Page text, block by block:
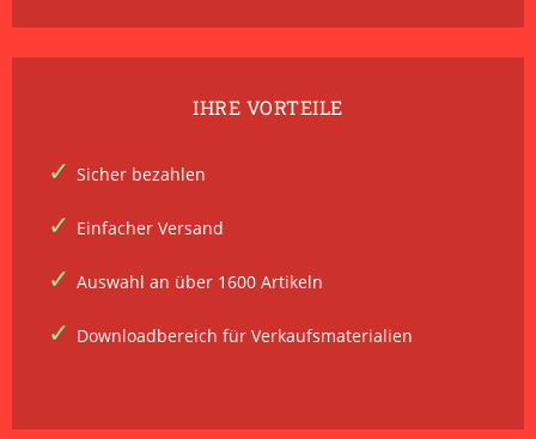
IHRE VORTEILE
Sicher bezahlen
Einfacher Versand
Auswahl an über 1600 Artikeln
Downloadbereich für Verkaufsmaterialien